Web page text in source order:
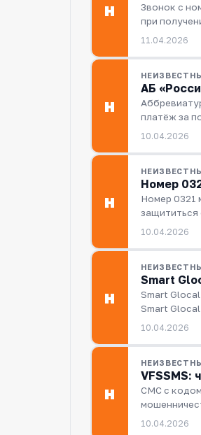
Н
Звонок с
при
11.04.2026
Н
АБ
платёж за
10.04.2026
Н
Номер
Номер 0321
10.04.2026
Н
Smart
Smart
Smart
10.04.2026
Н
VFSSMS:
СМС с кодом
10.04.2026